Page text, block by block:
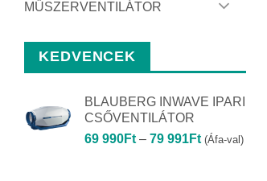
MŰSZERVENTILÁTOR
KEDVENCEK
BLAUBERG INWAVE IPARI
CSŐVENTILÁTOR
69 990Ft – 79 991FtÁrtartomány:
(Áfa-val)